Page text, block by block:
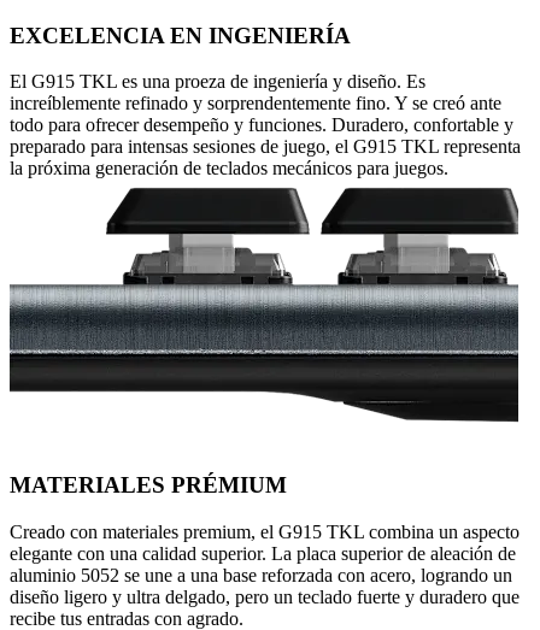
EXCELENCIA EN INGENIERÍA
El G915 TKL es una proeza de ingeniería y diseño. Es
increíblemente refinado y sorprendentemente fino. Y se creó ante
todo para ofrecer desempeño y funciones. Duradero, confortable y
preparado para intensas sesiones de juego, el G915 TKL representa
la próxima generación de teclados mecánicos para juegos.
MATERIALES PRÉMIUM
Creado con materiales premium, el G915 TKL combina un aspecto
elegante con una calidad superior. La placa superior de aleación de
aluminio 5052 se une a una base reforzada con acero, logrando un
diseño ligero y ultra delgado, pero un teclado fuerte y duradero que
recibe tus entradas con agrado.